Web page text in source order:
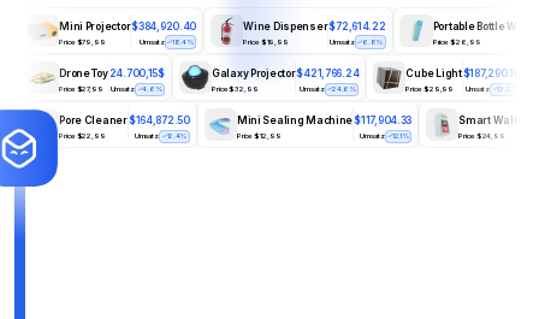
Mini Projector
Price $79,99
$384,920.40
Umsatz 18.4%
Wine Dispenser
Price $19,99
$72,614.22
Umsatz 6.8%
Portable Bottle
Price $26,99
Drone Toy
Price $27,99
24.700,15$
Umsatz 4.6%
Galaxy Projector
Price $32,99
$421,766.24
Umsatz 24.6%
Cube Light
Price $29,99
$187,290.10
Umsatz 13.2%
Pore Cleaner
Price $22,99
$164,872.50
Umsatz 12.4%
Mini Sealing Machine
Price $12,99
$117,904.33
Umsatz 12.1%
Smart Wall
Price $24,99